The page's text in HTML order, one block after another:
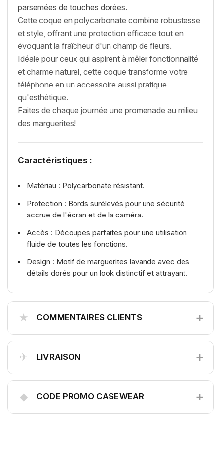
parsemées de touches dorées.
Cette coque en polycarbonate combine robustesse
et style, offrant une protection efficace tout en
évoquant la fraîcheur d'un champ de fleurs.
Idéale pour ceux qui aspirent à mêler fonctionnalité
et charme naturel, cette coque transforme votre
téléphone en un accessoire aussi pratique
qu'esthétique.
Faites de chaque journée une promenade au milieu
des marguerites!
Caractéristiques :
Matériau : Polycarbonate résistant.
Protection : Bords surélevés pour une sécurité
accrue de l'écran et de la caméra.
Accès : Découpes parfaites pour une utilisation
fluide de toutes les fonctions.
Design : Motif de marguerites lavande avec des
détails dorés pour un look distinctif et attrayant.
★ COMMENTAIRES CLIENTS +
✈ LIVRAISON +
◆ CODE PROMO CASEWEAR +